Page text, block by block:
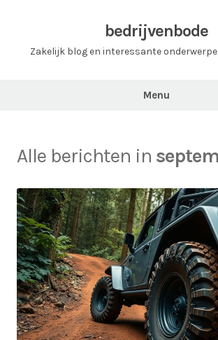
bedrijvenbode
Zakelijk blog en interessante
Menu
Alle berichten in